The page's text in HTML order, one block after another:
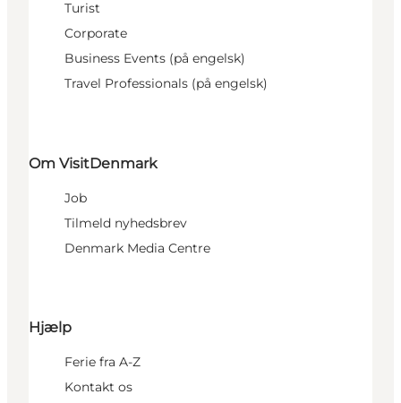
Turist
Corporate
Business Events (på engelsk)
Travel Professionals (på engelsk)
Om VisitDenmark
Job
Tilmeld nyhedsbrev
Denmark Media Centre
Hjælp
Ferie fra A-Z
Kontakt os